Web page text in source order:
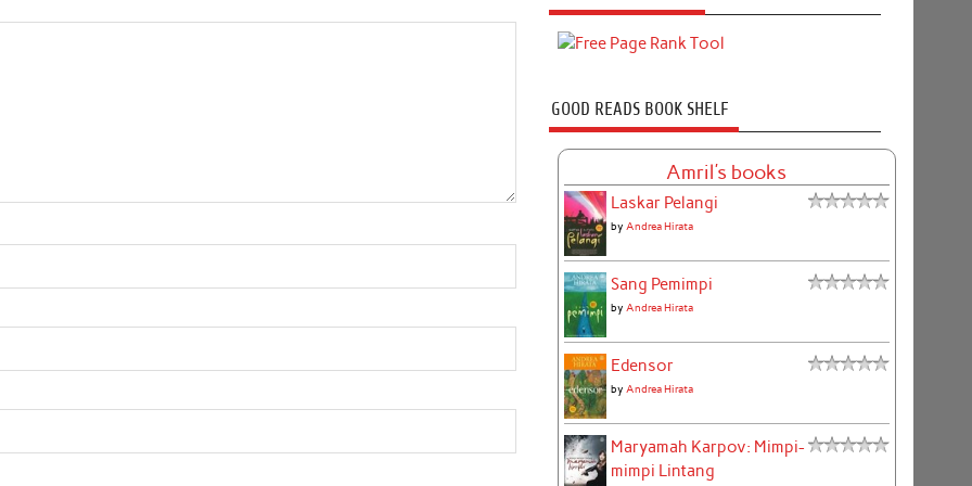
GOOD READS BOOK SHELF
Amril's books
Laskar Pelangi
by Andrea Hirata
Sang Pemimpi
by Andrea Hirata
Edensor
by Andrea Hirata
Maryamah Karpov: Mimpi-
mimpi Lintang